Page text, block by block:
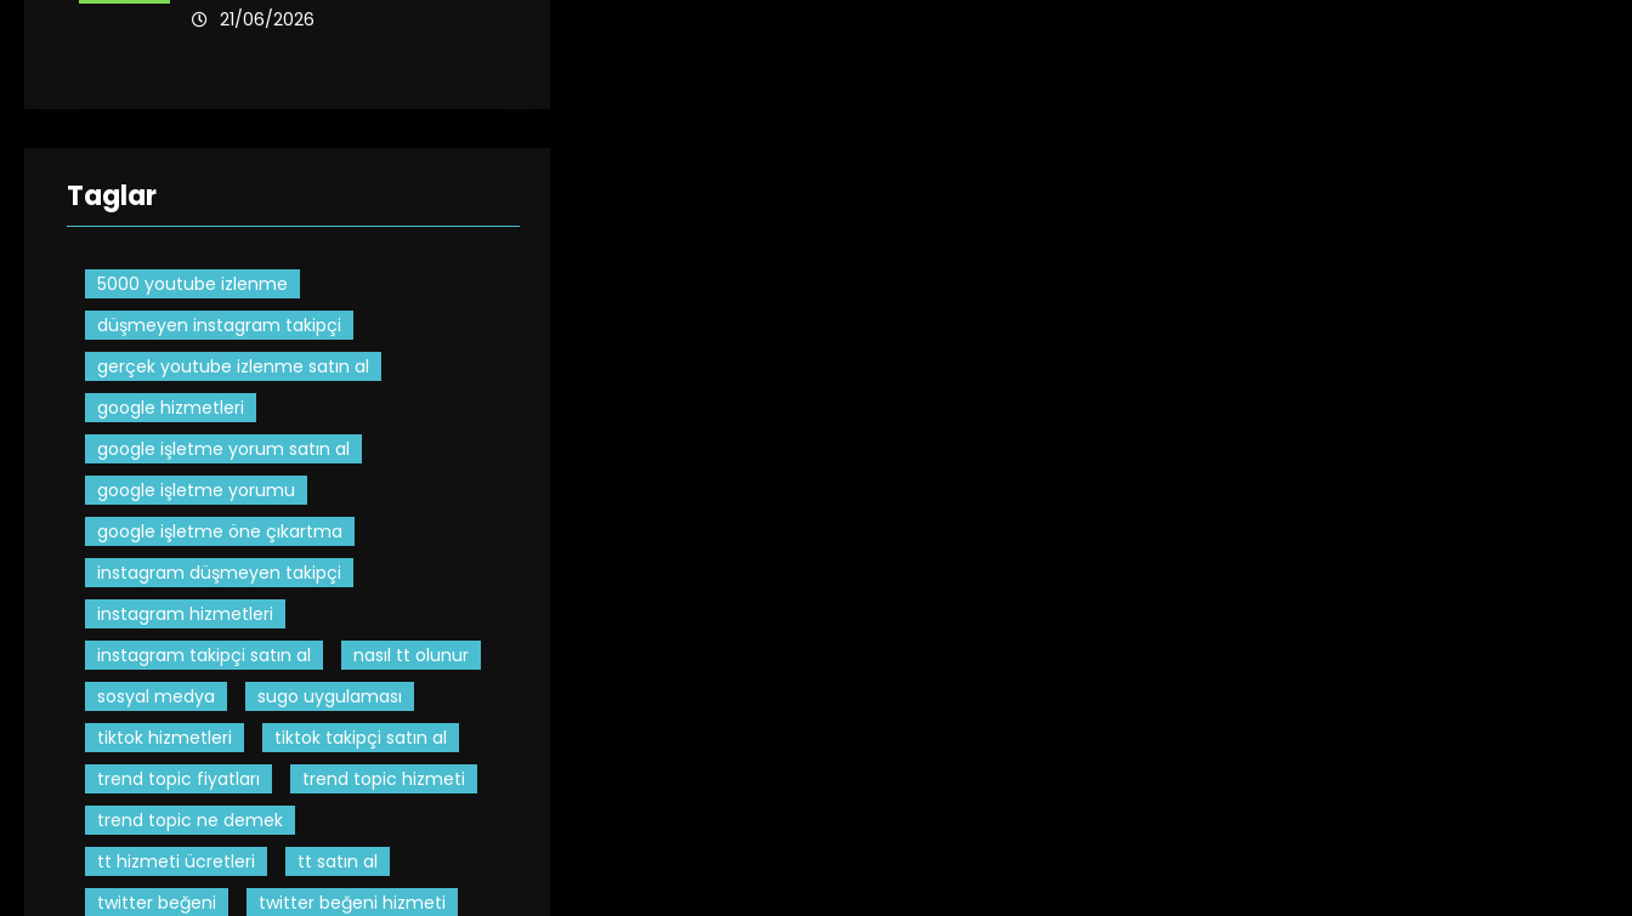
21/06/2026
Taglar
5000 youtube izlenme
düşmeyen instagram takipçi
gerçek youtube izlenme satın al
google hizmetleri
google işletme yorum satın al
google işletme yorumu
google işletme öne çıkartma
instagram düşmeyen takipçi
instagram hizmetleri
instagram takipçi satın al
nasıl tt olunur
sosyal medya
sugo uygulaması
tiktok hizmetleri
tiktok takipçi satın al
trend topic fiyatları
trend topic hizmeti
trend topic ne demek
tt hizmeti ücretleri
tt satın al
twitter beğeni
twitter beğeni hizmeti